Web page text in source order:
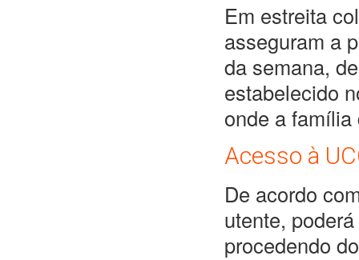
Em estreita
asseguram a
da semana,
estabelecido
onde a
Acesso à
De acordo
utente,
procedendo